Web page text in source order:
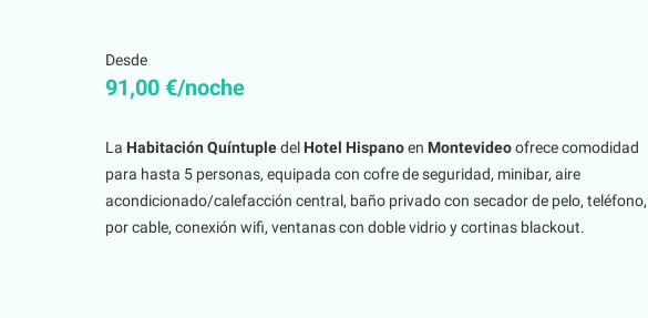
Desde
91,00 €/noche
La Habitación Quíntupledel Hotel Hispanoen Montevideoofrece comodidad
para hasta 5 personas, equipada con cofre de seguridad, minibar, aire
acondicionado/calefacción central, baño privado con secador de pelo, teléfono,
por cable, conexión wifi, ventanas con doble vidrio y cortinas blackout.